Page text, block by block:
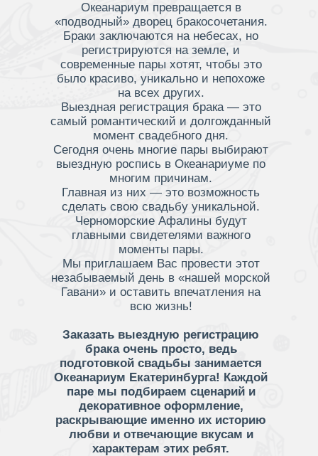
Океанариум превращается в
«подводный» дворец бракосочетания.
Браки заключаются на небесах, но
регистрируются на земле, и
современные пары хотят, чтобы это
было красиво, уникально и непохоже
на всех других.
Выездная регистрация брака — это
самый романтический и долгожданный
момент свадебного дня.
Сегодня очень многие пары выбирают
выездную роспись в Океанариуме по
многим причинам.
Главная из них — это возможность
сделать свою свадьбу уникальной.
Черноморские Афалины будут
главными свидетелями важного
моменты пары.
Мы приглашаем Вас провести этот
незабываемый день в «нашей морской
Гавани» и оставить впечатления на
всю жизнь!
Заказать выездную регистрацию
брака очень просто, ведь
подготовкой свадьбы занимается
Океанариум Екатеринбурга! Каждой
паре мы подбираем сценарий и
декоративное оформление,
раскрывающие именно их историю
любви и отвечающие вкусам и
характерам этих ребят.